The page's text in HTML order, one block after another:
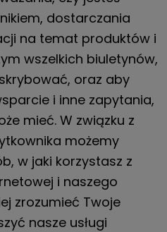
dostarczania
na temat produktów i
tym wszelkich biuletynów,
oraz aby
i inne zapytania,
mieć. W związku z
możemy
w jaki korzystasz z
i naszego
zrozumieć Twoje
nasze usługi